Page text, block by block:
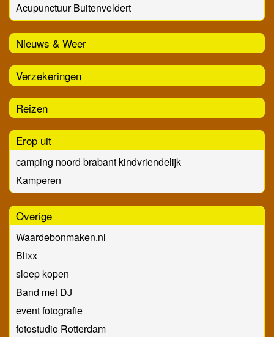
Acupunctuur Buitenveldert
Nieuws & Weer
Verzekeringen
Reizen
Erop uit
camping noord brabant kindvriendelijk
Kamperen
Overige
Waardebonmaken.nl
Blixx
sloep kopen
Band met DJ
event fotografie
fotostudio Rotterdam